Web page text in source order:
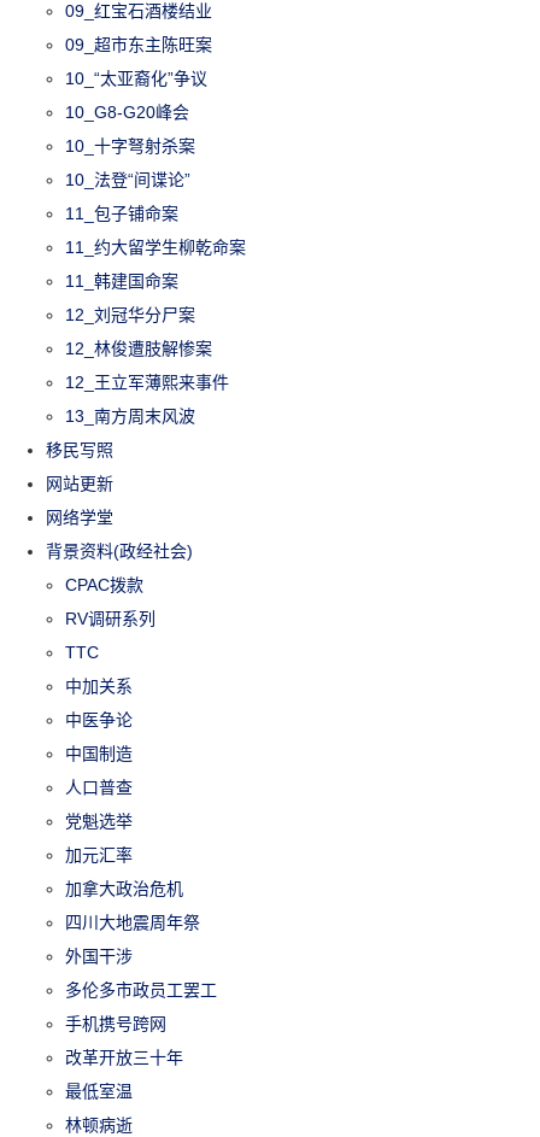
09_红宝石酒楼结业
09_超市东主陈旺案
10_“太亚裔化”争议
10_G8-G20峰会
10_十字弩射杀案
10_法登“间谍论”
11_包子铺命案
11_约大留学生柳乾命案
11_韩建国命案
12_刘冠华分尸案
12_林俊遭肢解惨案
12_王立军薄熙来事件
13_南方周末风波
移民写照
网站更新
网络学堂
背景资料(政经社会)
CPAC拨款
RV调研系列
TTC
中加关系
中医争论
中国制造
人口普查
党魁选举
加元汇率
加拿大政治危机
四川大地震周年祭
外国干涉
多伦多市政员工罢工
手机携号跨网
改革开放三十年
最低室温
林顿病逝